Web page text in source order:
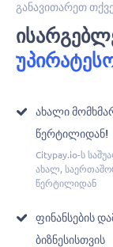
განავითარეთ
Ახალი
Წერტილიდან!
Citypay.io-ს
ახალ,
წერტილიდან
Ფინანსების
Ბიზნესისთვის